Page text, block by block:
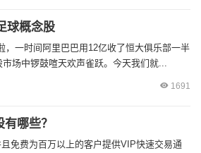
球概念股
，一时间阿里巴巴用12亿收了恒大俱乐部一半
场中锣鼓喧天欢声雀跃。今天我们就...
1691
哪些？
免费为百万以上的客户提供VIP快速交易通